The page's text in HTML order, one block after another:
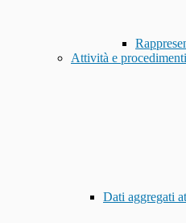
Attività e procedimenti
Dati aggregati